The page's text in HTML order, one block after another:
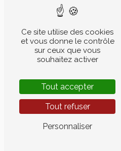
SAVOIR
Ce site utilise des cookies
et vous donne le contrôle
sur ceux que vous
souhaitez activer
Tout accepter
Tout refuser
Personnaliser